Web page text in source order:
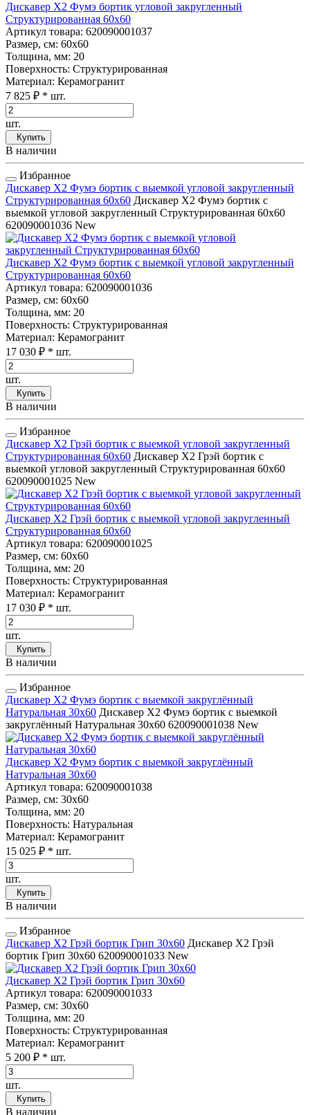
Дискавер Х2 Фумэ бортик угловой закругленный
Структурированная 60x60
Артикул товара: 620090001037
Размер, см: 60x60
Толщина, мм: 20
Поверхность: Структурированная
Материал: Керамогранит
7 825 ₽ * шт.
шт.
Купить
В наличии
Избранное
Дискавер Х2 Фумэ бортик с выемкой угловой закругленный
Структурированная 60x60 Дискавер Х2 Фумэ бортик с
выемкой угловой закругленный Структурированная 60x60
620090001036 New
Дискавер Х2 Фумэ бортик с выемкой угловой закругленный
Структурированная 60x60
Артикул товара: 620090001036
Размер, см: 60x60
Толщина, мм: 20
Поверхность: Структурированная
Материал: Керамогранит
17 030 ₽ * шт.
шт.
Купить
В наличии
Избранное
Дискавер Х2 Грэй бортик с выемкой угловой закругленный
Структурированная 60x60 Дискавер Х2 Грэй бортик с
выемкой угловой закругленный Структурированная 60x60
620090001025 New
Дискавер Х2 Грэй бортик с выемкой угловой закругленный
Структурированная 60x60
Артикул товара: 620090001025
Размер, см: 60x60
Толщина, мм: 20
Поверхность: Структурированная
Материал: Керамогранит
17 030 ₽ * шт.
шт.
Купить
В наличии
Избранное
Дискавер Х2 Фумэ бортик с выемкой закруглённый
Натуральная 30x60 Дискавер Х2 Фумэ бортик с выемкой
закруглённый Натуральная 30x60 620090001038 New
Дискавер Х2 Фумэ бортик с выемкой закруглённый
Натуральная 30x60
Артикул товара: 620090001038
Размер, см: 30x60
Толщина, мм: 20
Поверхность: Натуральная
Материал: Керамогранит
15 025 ₽ * шт.
шт.
Купить
В наличии
Избранное
Дискавер Х2 Грэй бортик Грип 30x60 Дискавер Х2 Грэй
бортик Грип 30x60 620090001033 New
Дискавер Х2 Грэй бортик Грип 30x60
Артикул товара: 620090001033
Размер, см: 30x60
Толщина, мм: 20
Поверхность: Структурированная
Материал: Керамогранит
5 200 ₽ * шт.
шт.
Купить
В наличии